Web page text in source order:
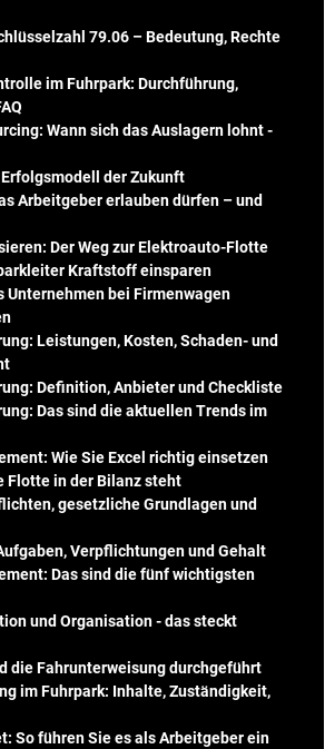
79.06 – Bedeutung, Rechte
im Fuhrpark: Durchführung,
Wann sich das Auslagern lohnt -
der Zukunft
Arbeitgeber erlauben dürfen – und
Der Weg zur Elektroauto-Flotte
Kraftstoff einsparen
Unternehmen bei Firmenwagen
Leistungen, Kosten, Schaden- und
Definition, Anbieter und Checkliste
Das sind die aktuellen Trends im
Wie Sie Excel richtig einsetzen
Flotte in der Bilanz steht
gesetzliche Grundlagen und
Verpflichtungen und Gehalt
Das sind die fünf wichtigsten
und Organisation - das steckt
die Fahrunterweisung durchgeführt
im Fuhrpark: Inhalte, Zuständigkeit,
So führen Sie es als Arbeitgeber ein